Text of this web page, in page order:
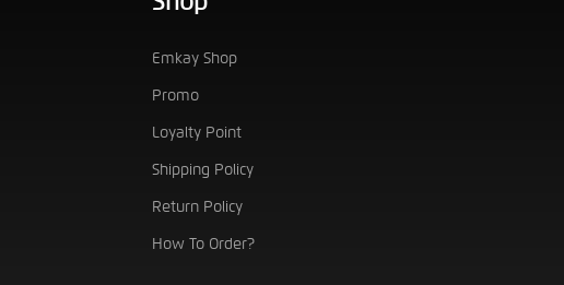
Emkay Shop
Promo
Loyalty Point
Shipping Policy
Return Policy
How To Order?